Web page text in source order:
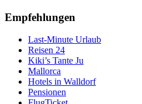
Empfehlungen
Last-Minute Urlaub
Reisen 24
Kiki’s Tante Ju
Mallorca
Hotels in Walldorf
Pensionen